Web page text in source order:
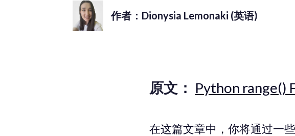
作者：Dionysia Lemonaki (英语)
原文： Python range()
在这篇文章中，你将通过一